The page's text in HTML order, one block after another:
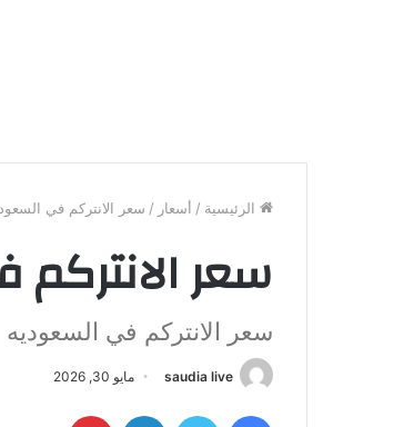
الرئيسية / أسعار / سعر الانتركم في السعوديه
سعر الانتركم
سعر الانتركم في السعوديه
saudia live مايو 30, 2026
فيسبوك تويتر لينكدإن